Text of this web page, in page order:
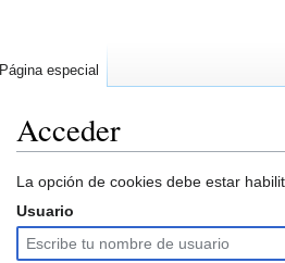
Acceder
Ir
a
la
navegación
Ir
a
la
búsqueda
La opción de cookies debe estar
Usuario
Página especial